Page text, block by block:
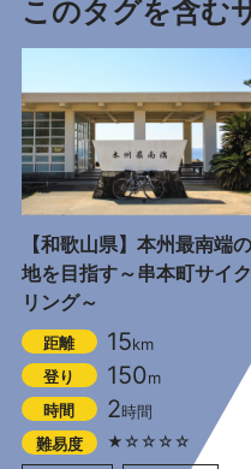
このタグを含む
【和歌山県】本州最南端の
地を目指す～串本町サイク
リング～
距離 15km
登り
150m
時間
2時間
難易度
★☆☆☆☆